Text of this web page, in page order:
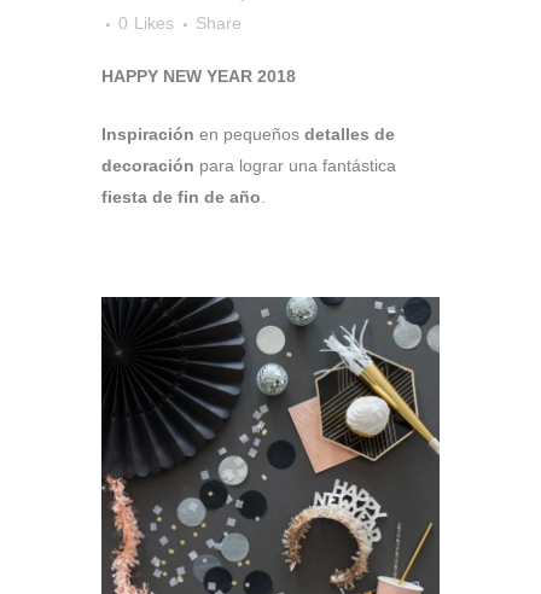
0 Likes Share
HAPPY NEW YEAR 2018
Inspiración en pequeños detalles de
decoración para lograr una fantástica
fiesta de fin de año